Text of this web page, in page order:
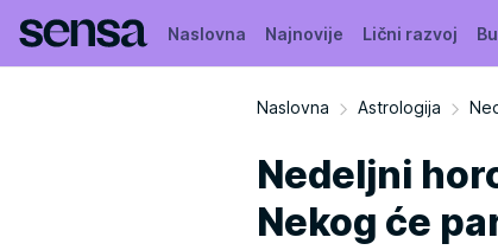
Naslovna Najnovije Lični razvoj
Naslovna Astrologija
Nedeljni
Nekog će